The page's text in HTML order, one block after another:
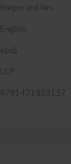
Harpur and Iles
English
epub
LCP
9781471903137